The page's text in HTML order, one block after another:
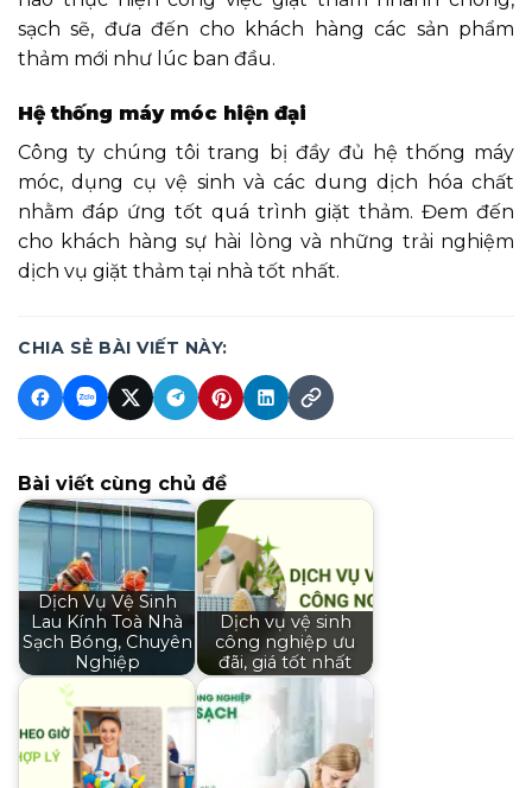
sạch sẽ, đưa đến cho khách hàng các sản phẩm
thảm mới như lúc ban đầu.
Hệ thống máy móc hiện đại
Công ty chúng tôi trang bị đầy đủ hệ thống máy
móc, dụng cụ vệ sinh và các dung dịch hóa chất
nhằm đáp ứng tốt quá trình giặt thảm. Đem đến
cho khách hàng sự hài lòng và những trải nghiệm
dịch vụ giặt thảm tại nhà tốt nhất.
CHIA SẺ BÀI VIẾT NÀY:
Bài viết cùng chủ đề
Dịch Vụ Vệ Sinh
Lau Kính Toà Nhà
Sạch Bóng, Chuyên
Nghiệp
Dịch vụ vệ sinh
công nghiệp ưu
đãi, giá tốt nhất